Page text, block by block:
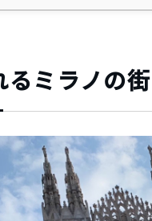
るミラノの